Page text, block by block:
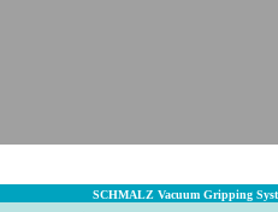
SCHMALZ Vacuum Gripping